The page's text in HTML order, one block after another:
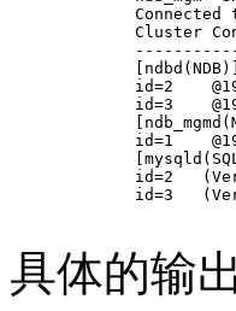
具体的输